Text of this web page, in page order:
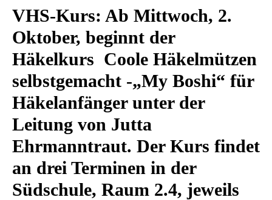
VHS-Kurs: Ab Mittwoch, 2.
Oktober, beginnt der
Häkelkurs Coole Häkelmützen
selbstgemacht -„My Boshi“ für
Häkelanfänger unter der
Leitung von Jutta
Ehrmanntraut. Der Kurs findet
an drei Terminen in der
Südschule, Raum 2.4, jeweils